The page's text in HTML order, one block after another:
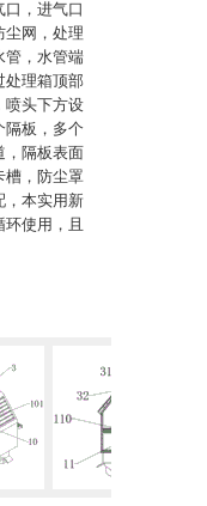
，进气口
尘网，处理
管，水管端
处理箱顶部
喷头下方设
隔板，多个
，隔板表面
槽，防尘罩
，本实用新
使用，且